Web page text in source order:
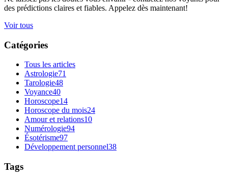
des prédictions claires et fiables. Appelez dès maintenant!
Voir tous
Catégories
Tous les articles
Astrologie71
Tarologie48
Voyance40
Horoscope14
Horoscope du mois24
Amour et relations10
Numérologie94
Ésotérisme97
Développement personnel38
Tags